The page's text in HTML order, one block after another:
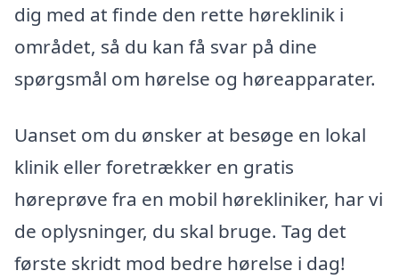
dig med at finde den rette høreklinik i
området, så du kan få svar på dine
spørgsmål om hørelse og høreapparater.
Uanset om du ønsker at besøge en lokal
klinik eller foretrækker en gratis
høreprøve fra en mobil hørekliniker, har vi
de oplysninger, du skal bruge. Tag det
første skridt mod bedre hørelse i dag!